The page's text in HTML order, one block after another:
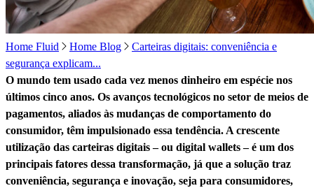
Home Fluid Home Blog
Carteiras digitais: conveniência e
segurança explicam...
O mundo tem usado cada vez menos dinheiro em espécie nos
últimos cinco anos. Os avanços tecnológicos no setor de meios de
pagamentos, aliados às mudanças de comportamento do
consumidor, têm impulsionado essa tendência. A crescente
utilização das carteiras digitais – ou digital wallets – é um dos
principais fatores dessa transformação, já que a solução traz
conveniência, segurança e inovação, seja para consumidores,